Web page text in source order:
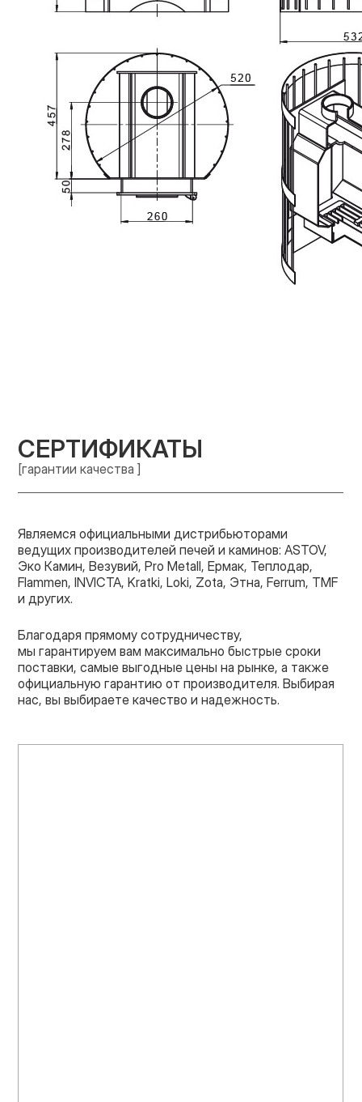
СЕРТИФИКАТЫ
[гарантии качества ]
Являемся официальными дистрибьюторами
ведущих производителей печей и каминов: ASTOV,
Эко Камин, Везувий, Pro Metall, Ермак, Теплодар,
Flammen, INVICTA, Kratki, Loki, Zota, Этна, Ferrum, TMF
и других.
Благодаря прямому сотрудничеству,
мы гарантируем вам максимально быстрые сроки
поставки, самые выгодные цены на рынке, а также
официальную гарантию от производителя. Выбирая
нас, вы выбираете качество и надежность.